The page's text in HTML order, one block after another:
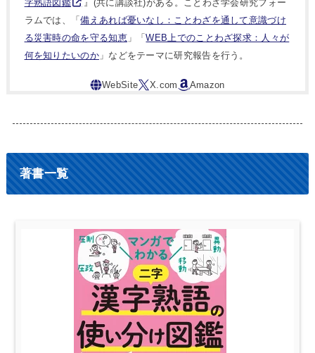
字熟語図鑑
』(共に講談社)がある。ことわざ学会研究フォー
ラムでは、「備えあれば憂いなし：ことわざを通して意識づけ
る災害時の命を守る知恵」「WEB上でのことわざ探求：人々が
何を知りたいのか」などをテーマに研究報告を行う。
著書一覧